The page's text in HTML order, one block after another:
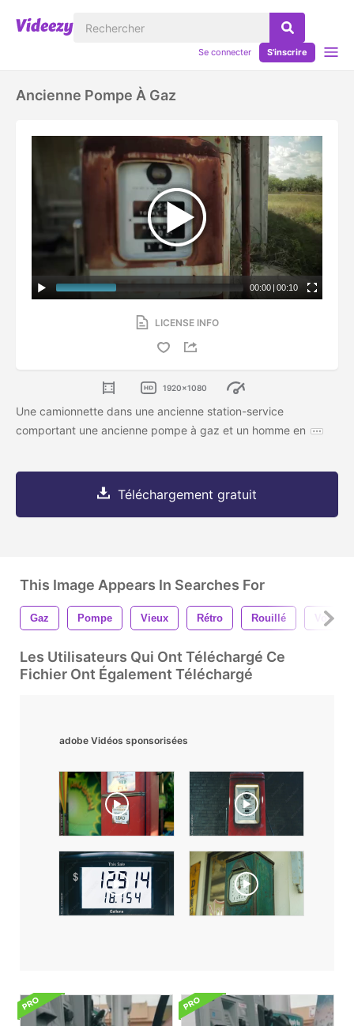
Se connecter S'inscrire
Ancienne Pompe À Gaz
00:00 | 00:10
LICENSE INFO
1920x1080
Une camionnette dans une ancienne station-service
comportant une ancienne pompe à gaz et un homme en
Téléchargement gratuit
This Image Appears In Searches For
Gaz Pompe Vieux Rétro Rouillé Voyage
Les Utilisateurs Qui Ont Téléchargé Ce
Fichier Ont Également Téléchargé
adobe Vidéos sponsorisées